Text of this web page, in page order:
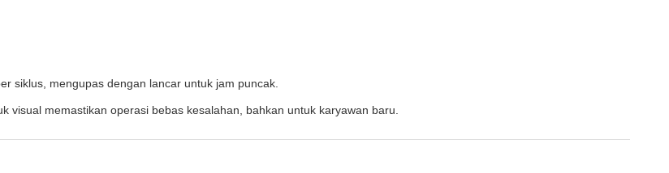
siklus, mengupas dengan lancar untuk jam puncak.
visual memastikan operasi bebas kesalahan, bahkan untuk karyawan baru.